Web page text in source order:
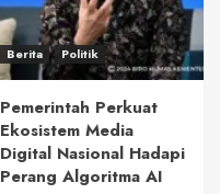
Berita Politik
Pemerintah Perkuat
Ekosistem Media
Digital Nasional Hadapi
Perang Algoritma AI